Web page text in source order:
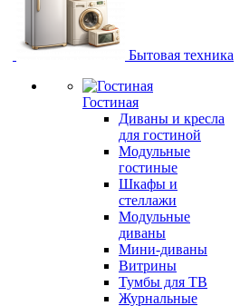
Бытовая техника
Гостиная
Диваны и кресла
для гостиной
Модульные
гостиные
Шкафы и
стеллажи
Модульные
диваны
Мини-диваны
Витрины
Тумбы для ТВ
Журнальные